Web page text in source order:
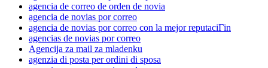
agencia de correo de orden de novia
agencia de novias por correo
agencia de novias por correo con la mejor reputaciГіn
agencias de novias por correo
Agencija za mail za mladenku
agenzia di posta per ordini di sposa